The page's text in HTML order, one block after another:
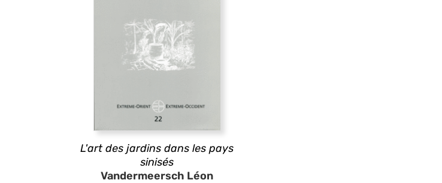
L'art des jardins dans les pays
sinisés
Vandermeersch Léon